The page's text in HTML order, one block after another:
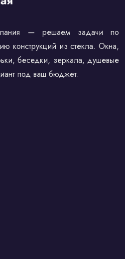
— решаем задачи по
конструкций из стекла. Окна,
беседки, зеркала, душевые
под ваш бюджет.